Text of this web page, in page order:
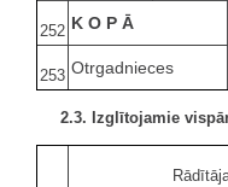
252 K O P Ā
253 Otrgadnieces
2.3. Izglītojamie